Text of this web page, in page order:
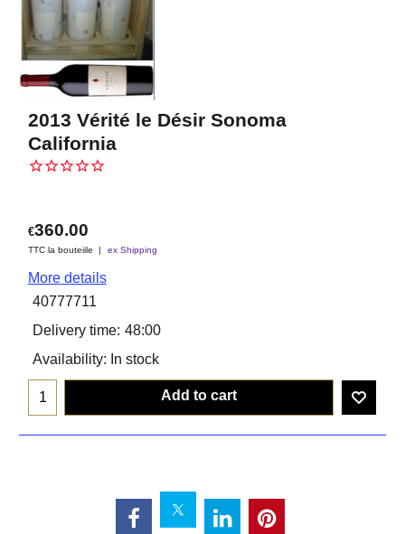
2013 Vérité le Désir Sonoma
California
€360.00
TTC la bouteiile ex Shipping
More details
40777711
Delivery time: 48:00
Availability: In stock
Add to cart